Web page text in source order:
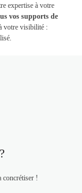
expertise à votre
vos supports de
votre visibilité :
concrétiser !